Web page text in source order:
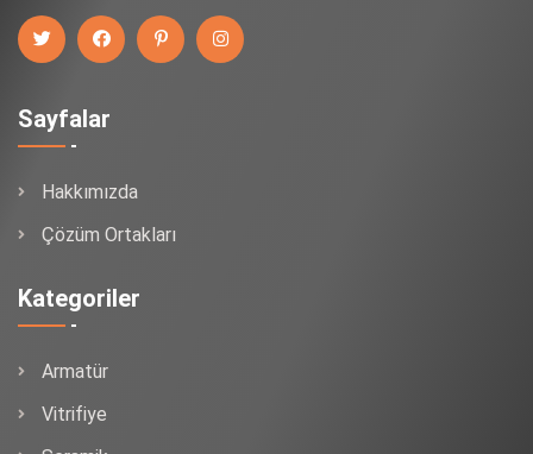
Sayfalar
Hakkımızda
Çözüm Ortakları
Kategoriler
Armatür
Vitrifiye